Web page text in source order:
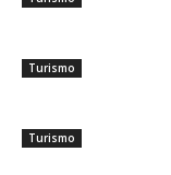
Turismo
Turismo